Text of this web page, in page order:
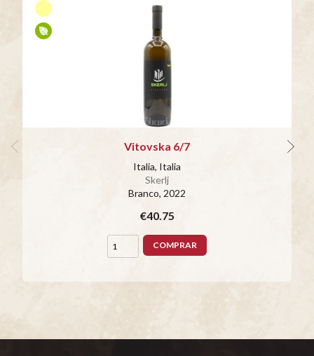
Vitovska 6/7
Italia, Italia
Skerlj
Branco, 2022
€40.75
COMPRAR